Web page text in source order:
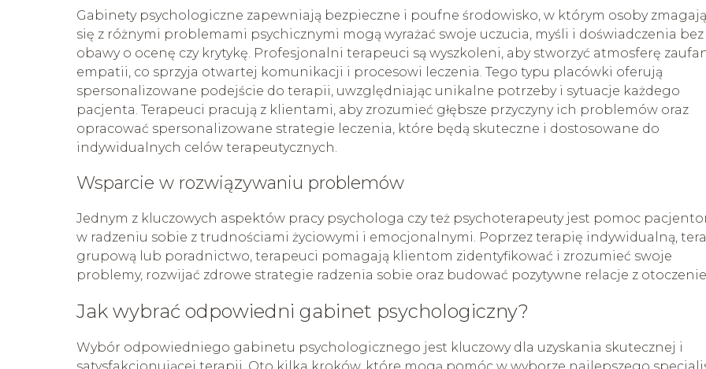
Gabinety psychologiczne zapewniają bezpieczne i poufne środowisko, w którym osoby
się z różnymi problemami psychicznymi mogą wyrażać swoje uczucia, myśli i doświadczenia bez
obawy o ocenę czy krytykę. Profesjonalni terapeuci są wyszkoleni, aby stworzyć atmosferę
empatii, co sprzyja otwartej komunikacji i procesowi leczenia. Tego typu placówki oferują
spersonalizowane podejście do terapii, uwzględniając unikalne potrzeby i sytuacje każdego
pacjenta. Terapeuci pracują z klientami, aby zrozumieć głębsze przyczyny ich problemów oraz
opracować spersonalizowane strategie leczenia, które będą skuteczne i dostosowane do
indywidualnych celów terapeutycznych.
Wsparcie w rozwiązywaniu problemów
Jednym z kluczowych aspektów pracy psychologa czy też psychoterapeuty jest pomoc
w radzeniu sobie z trudnościami życiowymi i emocjonalnymi. Poprzez terapię indywidualną,
grupową lub poradnictwo, terapeuci pomagają klientom zidentyfikować i zrozumieć swoje
problemy, rozwijać zdrowe strategie radzenia sobie oraz budować pozytywne relacje z
Jak wybrać odpowiedni gabinet psychologiczny?
Wybór odpowiedniego gabinetu psychologicznego jest kluczowy dla uzyskania skutecznej i